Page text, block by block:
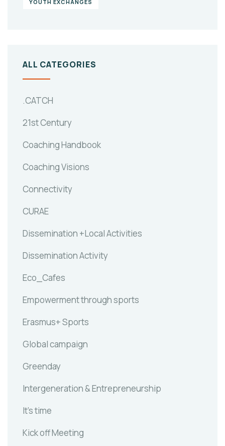
YOUTH EXCHANGES
ALL CATEGORIES
.CATCH
21st Century
Coaching Handbook
Coaching Visions
Connectivity
CURAE
Dissemination +Local Activities
Dissemination Activity
Eco_Cafes
Empowerment through sports
Erasmus+ Sports
Global campaign
Greenday
Intergeneration & Entrepreneurship
It's time
Kick off Meeting